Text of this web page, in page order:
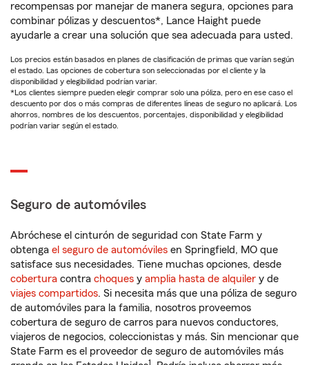
recompensas por manejar de manera segura, opciones para
combinar pólizas y descuentos*, Lance Haight puede
ayudarle a crear una solución que sea adecuada para usted.
Los precios están basados en planes de clasificación de primas que varían según
el estado. Las opciones de cobertura son seleccionadas por el cliente y la
disponibilidad y elegibilidad podrían variar.
*Los clientes siempre pueden elegir comprar solo una póliza, pero en ese caso el
descuento por dos o más compras de diferentes líneas de seguro no aplicará. Los
ahorros, nombres de los descuentos, porcentajes, disponibilidad y elegibilidad
podrían variar según el estado.
Seguro de automóviles
Abróchese el cinturón de seguridad con State Farm y
obtenga el seguro de automóviles en Springfield, MO que
satisface sus necesidades. Tiene muchas opciones, desde
cobertura contra choques y amplia hasta de alquiler y de
viajes compartidos. Si necesita más que una póliza de seguro
de automóviles para la familia, nosotros proveemos
cobertura de seguro de carros para nuevos conductores,
viajeros de negocios, coleccionistas y más. Sin mencionar que
State Farm es el proveedor de seguro de automóviles más
1